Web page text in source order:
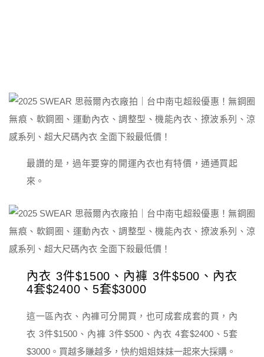
最讚的是，過年要穿的開運內衣也有特價，通通買起
來。
內衣 3件$1500、內褲 3件$500、內衣
4套$2400、5套$3000
這一區內衣、內褲可分開買，也可成套成套的買，內
衣 3件$1500、內褲 3件$500、內衣 4套$2400、5套
$3000。買越多賺越多，快約姐姐妹妹一起來大採購。